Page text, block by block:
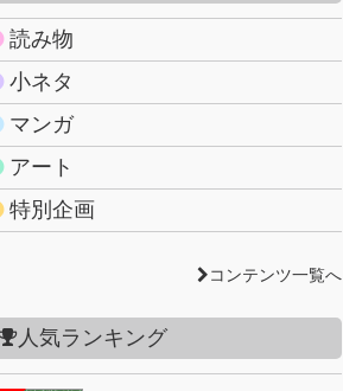
読み物
小ネタ
マンガ
アート
特別企画
コンテンツ一覧へ
人気ランキング